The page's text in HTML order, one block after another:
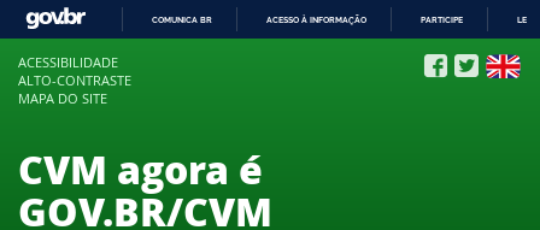
COMUNICA BR ACESSO À INFORMAÇÃO PARTICIPE
ACESSIBILIDADE
ALTO-CONTRASTE
MAPA DO SITE
CVM agora é
GOV.BR/CVM